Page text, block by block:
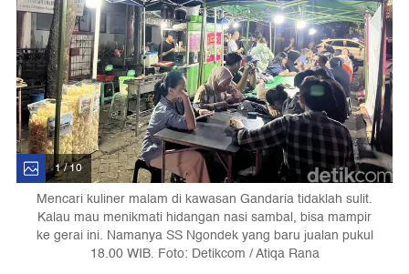
1 / 10
Mencari kuliner malam di kawasan Gandaria tidaklah sulit.
Kalau mau menikmati hidangan nasi sambal, bisa mampir
ke gerai ini. Namanya SS Ngondek yang baru jualan pukul
18.00 WIB. Foto: Detikcom / Atiqa Rana